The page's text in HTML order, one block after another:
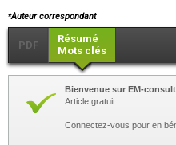
⁎Auteur correspondant
PDF
Résumé
Mots clés
Bienvenue sur EM-
Article gratuit.
Connectez-vous pour en